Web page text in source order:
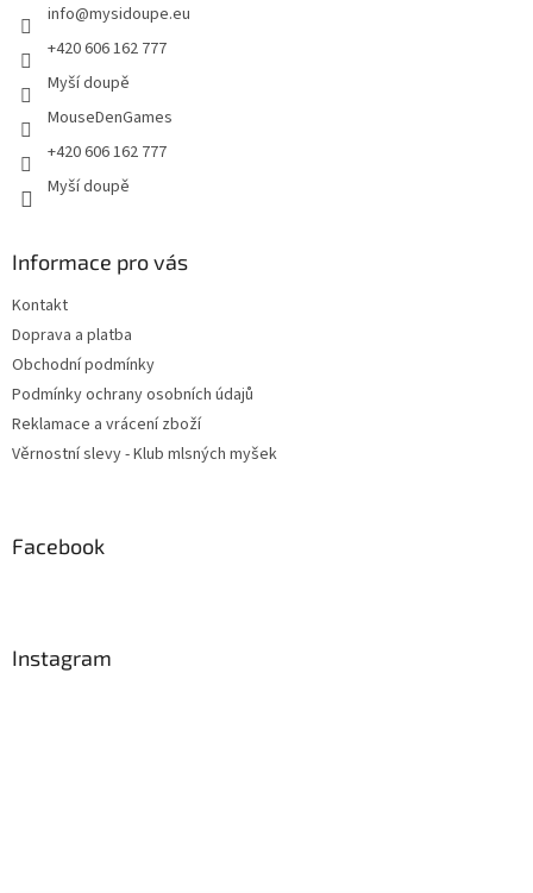
info@mysidoupe.eu
+420 606 162 777
Myší doupě
MouseDenGames
+420 606 162 777
Myší doupě
Informace pro vás
Kontakt
Doprava a platba
Obchodní podmínky
Podmínky ochrany osobních údajů
Reklamace a vrácení zboží
Věrnostní slevy - Klub mlsných myšek
Facebook
Instagram